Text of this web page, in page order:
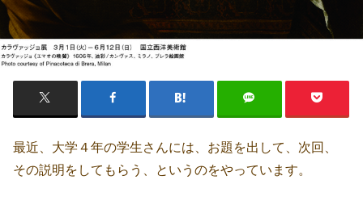
最近、大学４年の学生さんには、お題を出して、次回、
その説明をしてもらう、というのをやっています。